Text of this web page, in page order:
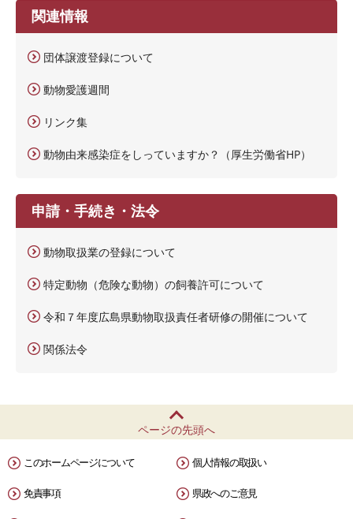
関連情報
団体譲渡登録について
動物愛護週間
リンク集
動物由来感染症をしっていますか？（厚生労働省HP）
申請・手続き・法令
動物取扱業の登録について
特定動物（危険な動物）の飼養許可について
令和７年度広島県動物取扱責任者研修の開催について
関係法令
ページの先頭へ
このホームページについて 個人情報の取扱い
免責事項 県政へのご意見